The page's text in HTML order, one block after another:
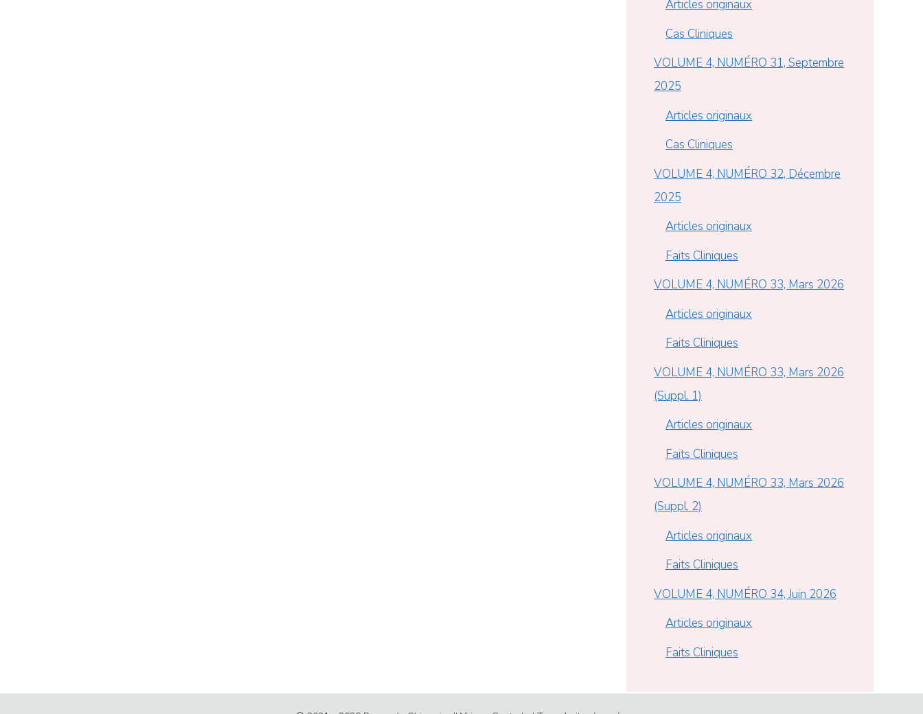
Articles originaux
Cas Cliniques
VOLUME 4, NUMÉRO 31, Septembre
2025
Articles originaux
Cas Cliniques
VOLUME 4, NUMÉRO 32, Décembre
2025
Articles originaux
Faits Cliniques
VOLUME 4, NUMÉRO 33, Mars 2026
Articles originaux
Faits Cliniques
VOLUME 4, NUMÉRO 33, Mars 2026
(Suppl. 1)
Articles originaux
Faits Cliniques
VOLUME 4, NUMÉRO 33, Mars 2026
(Suppl. 2)
Articles originaux
Faits Cliniques
VOLUME 4, NUMÉRO 34, Juin 2026
Articles originaux
Faits Cliniques